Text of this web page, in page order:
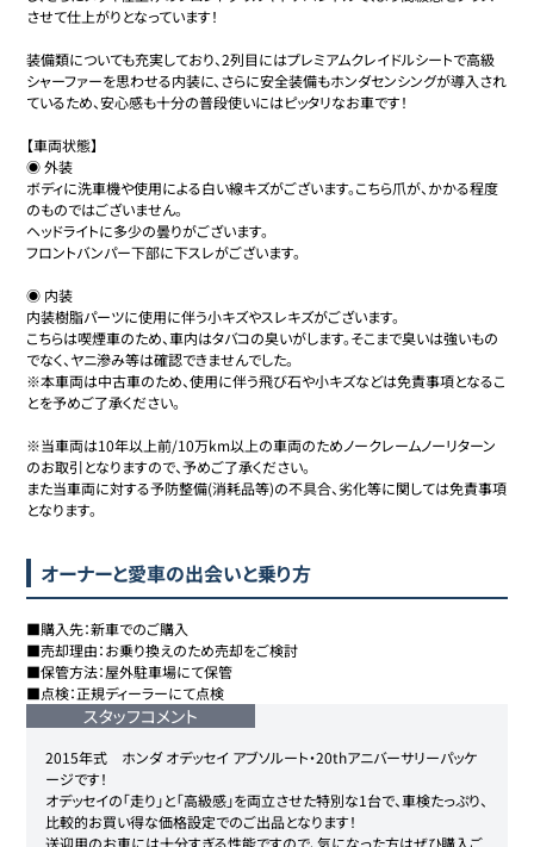
させて仕上がりとなっています！
装備類についても充実しており、2列目にはプレミアムクレイドルシートで高級
シャーファーを思わせる内装に、さらに安全装備もホンダセンシングが導入され
ているため、安心感も十分の普段使いにはピッタリなお車です！
【車両状態】
◉ 外装
ボディに洗車機や使用による白い線キズがございます。こちら爪が、かかる程度
のものではございません。
ヘッドライトに多少の曇りがございます。
フロントバンパー下部に下スレがございます。
◉ 内装
内装樹脂パーツに使用に伴う小キズやスレキズがございます。
こちらは喫煙車のため、車内はタバコの臭いがします。そこまで臭いは強いもの
でなく、ヤニ滲み等は確認できませんでした。
※本車両は中古車のため、使用に伴う飛び石や小キズなどは免責事項となるこ
とを予めご了承ください。
※当車両は10年以上前/10万km以上の車両のためノークレームノーリターン
のお取引となりますので、予めご了承ください。
また当車両に対する予防整備(消耗品等)の不具合、劣化等に関しては免責事項
となります。
オーナーと愛車の出会いと乗り方
■購入先：新車でのご購入
■売却理由：お乗り換えのため売却をご検討
■保管方法：屋外駐車場にて保管
■点検：正規ディーラーにて点検
スタッフコメント
2015年式　ホンダ オデッセイ アブソルート・20thアニバーサリーパッケ
ージです！
オデッセイの「走り」と「高級感」を両立させた特別な1台で、車検たっぷり、
比較的お買い得な価格設定でのご出品となります！
送迎用のお車には十分すぎる性能ですので、気になった方はぜひ購入ご